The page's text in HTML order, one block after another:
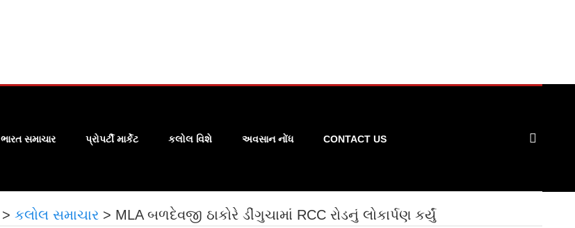
ભારત સમાચાર પ્રોપર્ટી માર્કેટ કલોલ વિશે અવસાન નોંધ CONTACT US
> કલોલ સમાચાર > MLA બળદેવજી ઠાકોરે ડીંગુચામાં RCC રોડનું લોકાર્પણ કર્યું